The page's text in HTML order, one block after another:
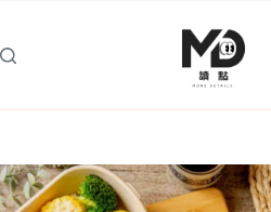
主